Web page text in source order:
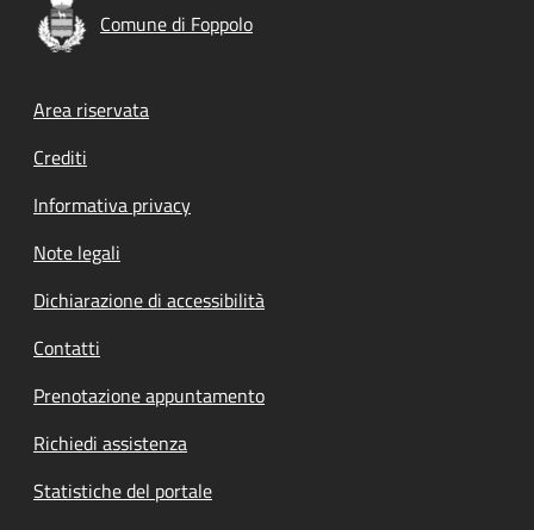
Comune di Foppolo
Footer menu
Area riservata
Crediti
Informativa privacy
Note legali
Dichiarazione di accessibilità
Contatti
Prenotazione appuntamento
Richiedi assistenza
Statistiche del portale